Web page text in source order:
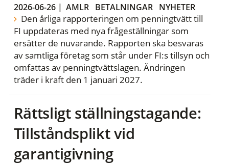
2026-06-26| AMLR BETALNINGAR NYHETER
Den årliga rapporteringen om penningtvätt till
FI uppdateras med nya frågeställningar som
ersätter de nuvarande. Rapporten ska besvaras
av samtliga företag som står under FI:s tillsyn och
omfattas av penningtvättslagen. Ändringen
träder i kraft den 1 januari 2027.
Rättsligt ställningstagande:
Tillståndsplikt vid
garantigivning